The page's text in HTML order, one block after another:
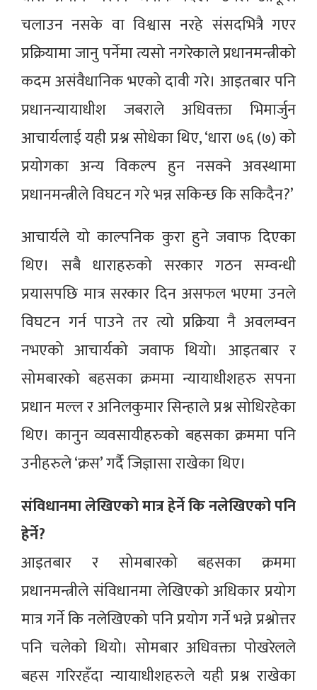
चलाउन नसके वा विश्वास नरहे संसदभित्रै गएर
प्रक्रियामा जानु पर्नेमा त्यसो नगरेकाले प्रधानमन्त्रीको
कदम असंवैधानिक भएको दावी गरे। आइतबार पनि
प्रधानन्यायाधीश जबराले अधिवक्ता भिमार्जुन
आचार्यलाई यही प्रश्न सोधेका थिए, ‘धारा ७६ (७) को
प्रयोगका अन्य विकल्प हुन नसक्ने अवस्थामा
प्रधानमन्त्रीले विघटन गरे भन्न सकिन्छ कि सकिदैन?’
आचार्यले यो काल्पनिक कुरा हुने जवाफ दिएका
थिए। सबै धाराहरुको सरकार गठन सम्वन्धी
प्रयासपछि मात्र सरकार दिन असफल भएमा उनले
विघटन गर्न पाउने तर त्यो प्रक्रिया नै अवलम्वन
नभएको आचार्यको जवाफ थियो। आइतबार र
सोमबारको बहसका क्रममा न्यायाधीशहरु सपना
प्रधान मल्ल र अनिलकुमार सिन्हाले प्रश्न सोधिरहेका
थिए। कानुन व्यवसायीहरुको बहसका क्रममा पनि
उनीहरुले ‘क्रस’ गर्दै जिज्ञासा राखेका थिए।
संविधानमा लेखिएको मात्र हेर्ने कि नलेखिएको पनि
हेर्ने?
आइतबार र सोमबारको बहसका क्रममा
प्रधानमन्त्रीले संविधानमा लेखिएको अधिकार प्रयोग
मात्र गर्ने कि नलेखिएको पनि प्रयोग गर्ने भन्ने प्रश्नोत्तर
पनि चलेको थियो। सोमबार अधिवक्ता पोखरेलले
बहस गरिरहँदा न्यायाधीशहरुले यही प्रश्न राखेका